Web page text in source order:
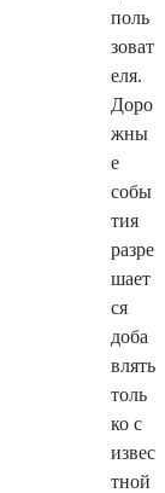
поль
зоват
еля.
Доро
жны
е
собы
тия
разре
шает
ся
доба
влять
толь
ко с
извес
тной